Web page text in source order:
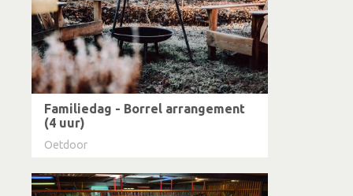
Familiedag - Borrel arrangement
(4 uur)
Oetdoor